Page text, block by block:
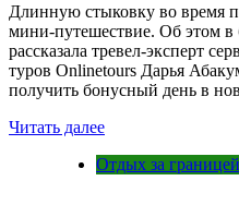
Длинную стыковку во время
мини-путешествие. Об этом в
рассказала тревел-эксперт
туров Onlinetours Дарья
получить бонусный день в
Читать далее
Отдых за границей